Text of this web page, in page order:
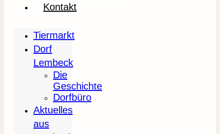
Kontakt
Tiermarkt
Dorf
Lembeck
Die
Geschichte
Dorfbüro
Aktuelles
aus